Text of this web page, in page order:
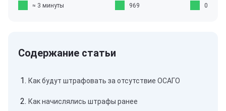
≈ 3 минуты 969 0
Как будут штрафовать за отсутствие ОСАГО
Как начислялись штрафы ранее